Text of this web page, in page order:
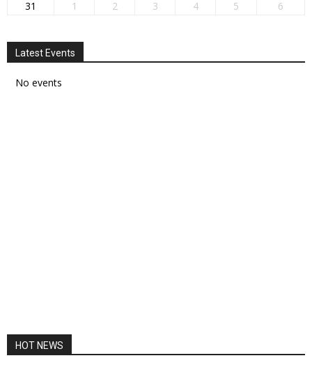
31 1 2 3 4 5 6
Latest Events
No events
HOT NEWS